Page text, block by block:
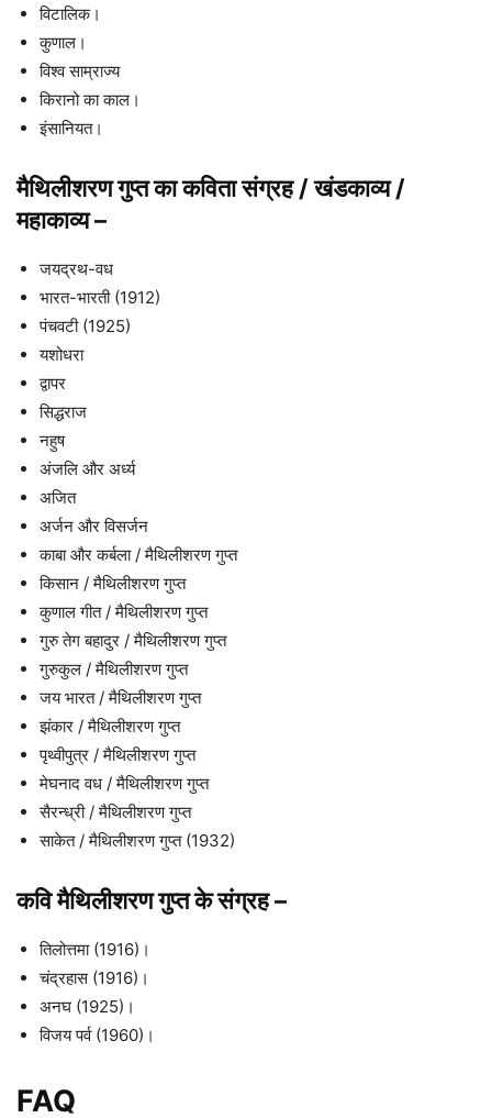
विटालिक।
कुणाल।
विश्व साम्राज्य
किरानो का काल।
इंसानियत।
मैथिलीशरण गुप्त का कविता संग्रह / खंडकाव्य /
महाकाव्य–
जयद्रथ-वध
भारत-भारती (1912)
पंचवटी (1925)
यशोधरा
द्वापर
सिद्धराज
नहुष
अंजलि और अर्ध्य
अजित
अर्जन और विसर्जन
काबा और कर्बला / मैथिलीशरण गुप्त
किसान / मैथिलीशरण गुप्त
कुणाल गीत / मैथिलीशरण गुप्त
गुरु तेग बहादुर / मैथिलीशरण गुप्त
गुरुकुल / मैथिलीशरण गुप्त
जय भारत / मैथिलीशरण गुप्त
झंकार / मैथिलीशरण गुप्त
पृथ्वीपुत्र / मैथिलीशरण गुप्त
मेघनाद वध / मैथिलीशरण गुप्त
सैरन्ध्री / मैथिलीशरण गुप्त
साकेत / मैथिलीशरण गुप्त (1932)
कवि मैथिलीशरण गुप्त के संग्रह–
तिलोत्तमा (1916)।
चंद्रहास (1916)।
अनघ (1925)।
विजय पर्व (1960)।
FAQ